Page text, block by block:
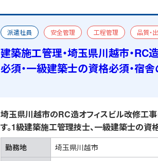
派遣社員 安全管理 工程管理 品質・
ビル（事務所ビルなど）
改修 一級建築施工
建築施工管理・埼玉県川越市・RC
必須・一級建築士の資格必須・宿
埼玉県川越市のRC造オフィスビル改修工
す。1級建築施工管理技士、一級建築士の資
勤務地 埼玉県川越市